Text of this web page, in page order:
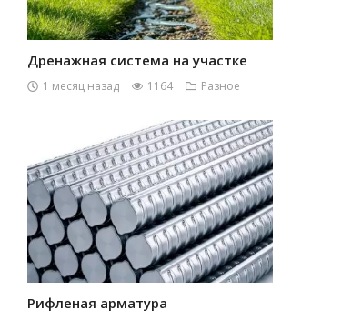
Дренажная система на участке
1 месяц назад 1164 Разное
Рифленая арматура